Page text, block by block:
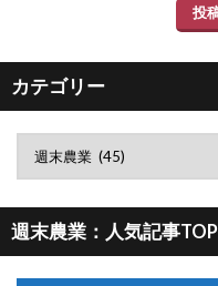
投
カテゴリー
週末農業：人気記事